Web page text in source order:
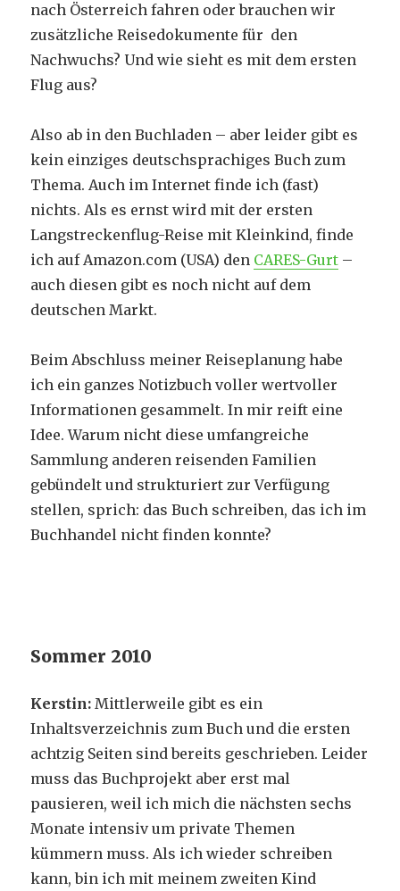
nach Österreich fahren oder brauchen wir
zusätzliche Reisedokumente für den
Nachwuchs? Und wie sieht es mit dem ersten
Flug aus?
Also ab in den Buchladen – aber leider gibt es
kein einziges deutschsprachiges Buch zum
Thema. Auch im Internet finde ich (fast)
nichts. Als es ernst wird mit der ersten
Langstreckenflug-Reise mit Kleinkind, finde
ich auf Amazon.com (USA) den CARES-Gurt –
auch diesen gibt es noch nicht auf dem
deutschen Markt.
Beim Abschluss meiner Reiseplanung habe
ich ein ganzes Notizbuch voller wertvoller
Informationen gesammelt. In mir reift eine
Idee. Warum nicht diese umfangreiche
Sammlung anderen reisenden Familien
gebündelt und strukturiert zur Verfügung
stellen, sprich: das Buch schreiben, das ich im
Buchhandel nicht finden konnte?
Sommer 2010
Kerstin: Mittlerweile gibt es ein
Inhaltsverzeichnis zum Buch und die ersten
achtzig Seiten sind bereits geschrieben. Leider
muss das Buchprojekt aber erst mal
pausieren, weil ich mich die nächsten sechs
Monate intensiv um private Themen
kümmern muss. Als ich wieder schreiben
kann, bin ich mit meinem zweiten Kind